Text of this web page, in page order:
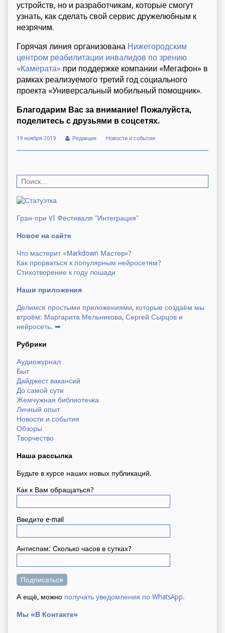
устройств, но и разработчикам, которые смогут
узнать, как сделать свой сервис дружелюбным к
незрячим.
Горячая линия организована Нижегородским
центром реабилитации инвалидов по зрению
«Камерата» при поддержке компании «Мегафон» в
рамках реализуемого третий год социального
проекта «Универсальный мобильный помощник».
Благодарим Вас за внимание! Пожалуйста,
поделитесь с друзьями в соцсетях.
19 ноября 2019 Редакция Новости и события
а
й
и
н
с
а
т
е
:
Гран-при VI Фестиваля "Интеграция"
Новое на сайте
Что мастерит «Markdown Мастер»?
Как прорваться к популярным нейросетям?
Стихотворение к году лошади
Наши приложения
Делимся простыми приложениями, которые создаём мы
втроём: Маргарита Мельникова, Сергей Сырцов и
нейросеть. ➡
Рубрики
Аудиожурнал
Быт
Дайджест вакансий
До самой сути
Жемчужная библиотечка
Личный опыт
Новости и события
Обзоры
Творчество
Наша рассылка
Будьте в курсе наших новых публикаций.
Как к Вам обращаться?
Введите e-mail
Антиспам: Сколько часов в сутках?
А ещё, можно получать уведомления по WhatsApp.
Мы «В Контакте»